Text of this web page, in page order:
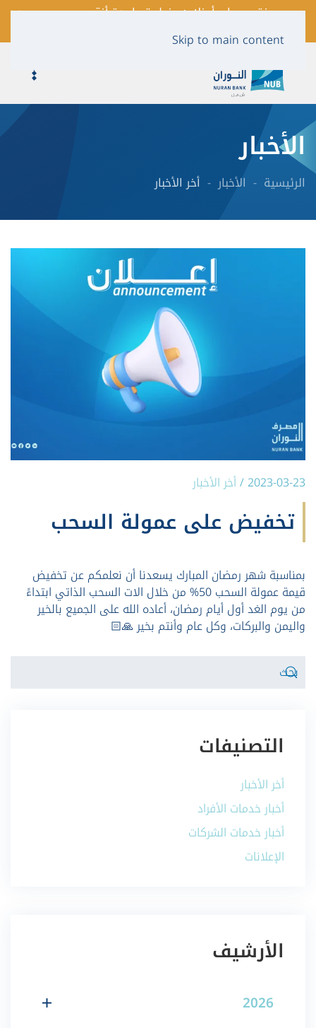
Skip to main content
فتح حساب أونلاين بخطوة واحدة أنقر
الأخبار
الرئيسية الأخبار أخر الأخبار
2023-03-23
/أخر الأخبار
تخفيض على عمولة السحب
بمناسبة شهر رمضان المبارك يسعدنا أن نعلمكم عن تخفيض
قيمة عمولة السحب 50% من خلال الات السحب الذاتي ابتداءً
من يوم الغد أول أيام رمضان، أعاده الله على الجميع بالخير
واليمن والبركات، وكل عام وأنتم بخير 🙏🏻
التصنيفات
أخر الأخبار
أخبار خدمات الأفراد
أخبار خدمات الشركات
الإعلانات
الأرشيف
2026